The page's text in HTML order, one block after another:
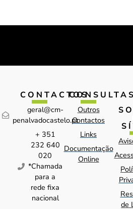
CONTACTOS
geral@cm-
penalvadocastelo.pt
+ 351
232 640
020
*Chamada
para a
rede fixa
nacional
CONSULTAS
Outros
Contactos
Links
Documentação
Online
de